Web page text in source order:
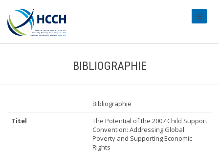
BIBLIOGRAPHIE
Bibliographie
Titel
The Potential of the 2007 Child Support
Convention: Addressing Global
Poverty and Supporting Economic
Rights